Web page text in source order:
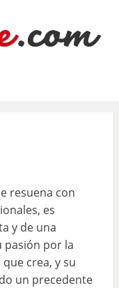
y personajes
resuena con
es
y de una
pasión por la
crea, y su
un precedente